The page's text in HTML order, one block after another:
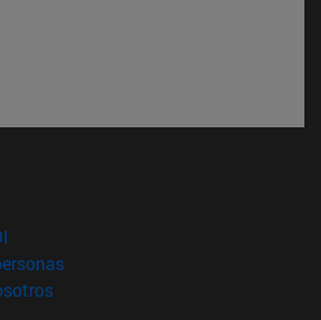
nueva ventana)
(abre en nueva ventana)
(abre en nueva ventana)